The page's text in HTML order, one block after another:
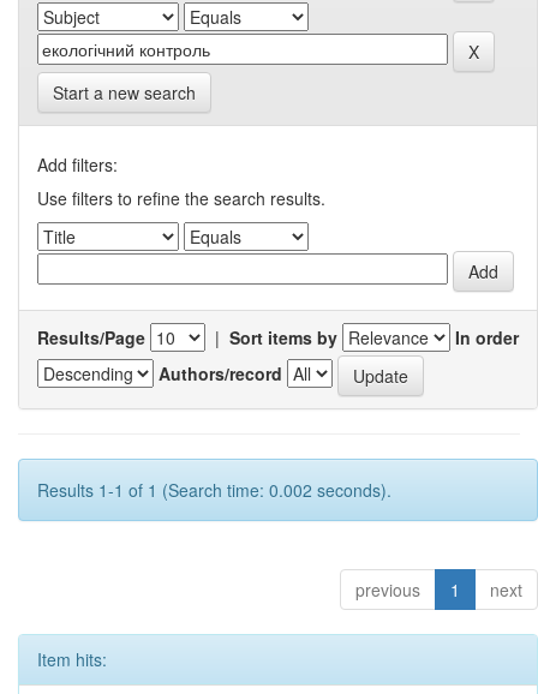
Start a new search
Add filters:
Use filters to refine the search results.
Results/Page | Sort items by
In order
Authors/record
Results 1-1 of 1 (Search time: 0.002 seconds).
previous 1 next
Item hits: